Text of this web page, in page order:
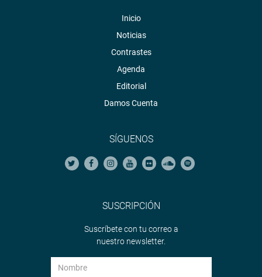
Inicio
Noticias
Contrastes
Agenda
Editorial
Damos Cuenta
SÍGUENOS
SUSCRIPCIÓN
Suscríbete con tu correo a
nuestro newsletter.